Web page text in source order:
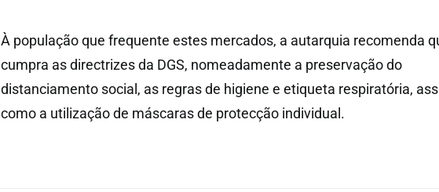
À população que frequente estes mercados, a autarquia recomenda
cumpra as directrizes da DGS, nomeadamente a preservação do
distanciamento social, as regras de higiene e etiqueta respiratória,
como a utilização de máscaras de protecção individual.